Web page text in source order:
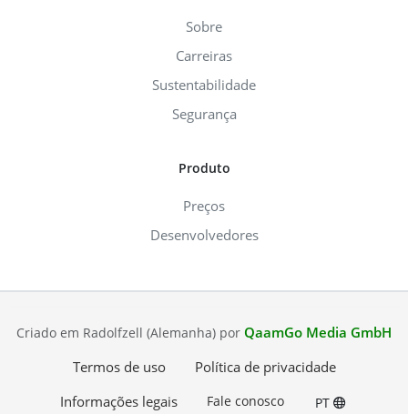
Sobre
Carreiras
Sustentabilidade
Segurança
Produto
Preços
Desenvolvedores
Criado em Radolfzell (Alemanha) por QaamGo Media GmbH
Termos de uso
Política de privacidade
Informações legais
Fale conosco PT